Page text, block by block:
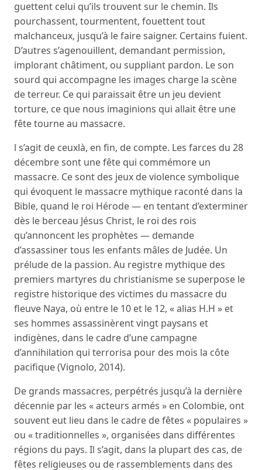
guettent celui qu’ils trouvent sur le chemin. Ils
pourchassent, tourmentent, fouettent tout
malchanceux, jusqu’à le faire saigner. Certains fuient.
D’autres s’agenouillent, demandant permission,
implorant châtiment, ou suppliant pardon. Le son
sourd qui accompagne les images charge la scène
de terreur. Ce qui paraissait être un jeu devient
torture, ce que nous imaginions qui allait être une
fête tourne au massacre.
l s’agit de ceuxlà, en fin, de compte. Les farces du 28
décembre sont une fête qui commémore un
massacre. Ce sont des jeux de violence symbolique
qui évoquent le massacre mythique raconté dans la
Bible, quand le roi Hérode — en tentant d’exterminer
dès le berceau Jésus Christ, le roi des rois
qu’annoncent les prophètes — demande
d’assassiner tous les enfants mâles de Judée. Un
prélude de la passion. Au registre mythique des
premiers martyres du christianisme se superpose le
registre historique des victimes du massacre du
fleuve Naya, où entre le 10 et le 12, « alias H.H » et
ses hommes assassinèrent vingt paysans et
indigènes, dans le cadre d’une campagne
d’annihilation qui terrorisa pour des mois la côte
pacifique (Vignolo, 2014).
De grands massacres, perpétrés jusqu’à la dernière
décennie par les « acteurs armés » en Colombie, ont
souvent eut lieu dans le cadre de fêtes « populaires »
ou « traditionnelles », organisées dans différentes
régions du pays. Il s’agit, dans la plupart des cas, de
fêtes religieuses ou de rassemblements dans des